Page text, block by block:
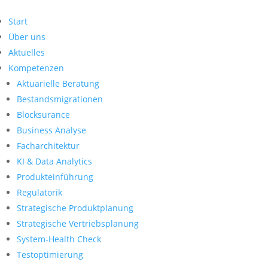
Start
Über uns
Aktuelles
Kompetenzen
Aktuarielle Beratung
Bestandsmigrationen
Blocksurance
Business Analyse
Facharchitektur
KI & Data Analytics
Produkteinführung
Regulatorik
Strategische Produktplanung
Strategische Vertriebsplanung
System-Health Check
Testoptimierung